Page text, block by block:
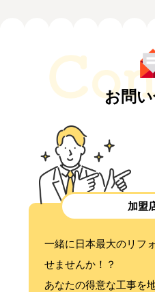
お問
加盟
一緒に日本最大のリフ
せませんか！？
あなたの得意な工事を